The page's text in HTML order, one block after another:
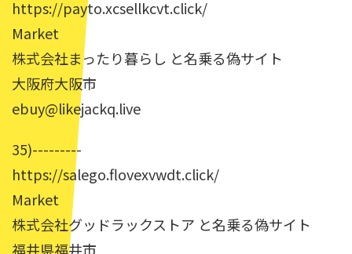
https://payto.xcsellkcvt.click/
Market
株式会社まったり暮らし と名乗る偽サイト
大阪府大阪市
ebuy@likejackq.live
35)---------
https://salego.flovexvwdt.click/
Market
株式会社グッドラックストア と名乗る偽サイト
福井県福井市